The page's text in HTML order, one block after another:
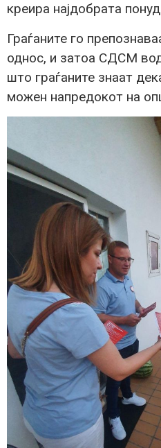
креира најдобрата
Граѓаните го
однос, и затоа СДСМ
што граѓаните знаат
можен напредокот на